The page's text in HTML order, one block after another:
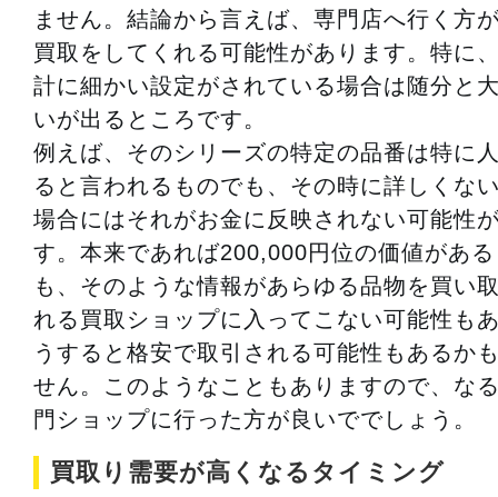
ません。結論から言えば、専門店へ行く方
買取をしてくれる可能性があります。特に
計に細かい設定がされている場合は随分と
いが出るところです。
例えば、そのシリーズの特定の品番は特に
ると言われるものでも、その時に詳しくな
場合にはそれがお金に反映されない可能性
す。本来であれば200,000円位の価値があ
も、そのような情報があらゆる品物を買い
れる買取ショップに入ってこない可能性も
うすると格安で取引される可能性もあるか
せん。このようなこともありますので、な
門ショップに行った方が良いででしょう。
買取り需要が高くなるタイミング